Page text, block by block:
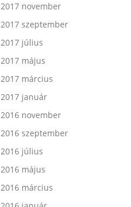
2017 november
2017 szeptember
2017 július
2017 május
2017 március
2017 január
2016 november
2016 szeptember
2016 július
2016 május
2016 március